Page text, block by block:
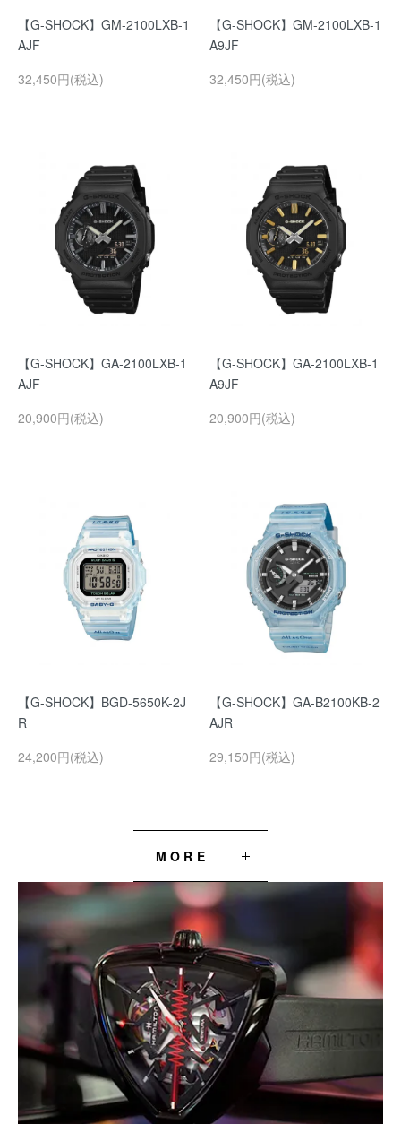
【G-SHOCK】GM-2100LXB-1
AJF
32,450円(税込)
【G-SHOCK】GM-2100LXB-1
A9JF
32,450円(税込)
【G-SHOCK】GA-2100LXB-1
AJF
20,900円(税込)
【G-SHOCK】GA-2100LXB-1
A9JF
20,900円(税込)
【G-SHOCK】BGD-5650K-2J
R
24,200円(税込)
【G-SHOCK】GA-B2100KB-2
AJR
29,150円(税込)
MORE